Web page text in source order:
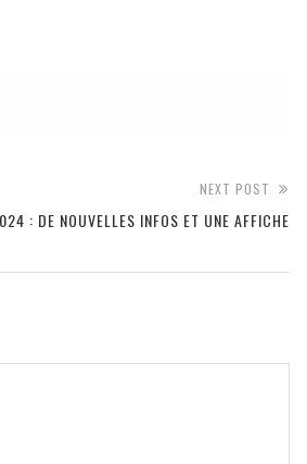
NEXT POST
: DE NOUVELLES INFOS ET UNE AFFICHE